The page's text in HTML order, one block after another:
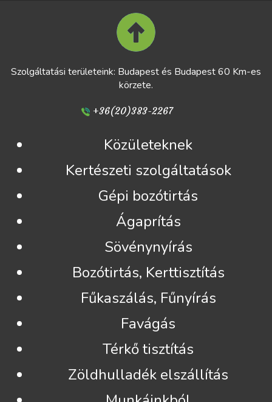
Szolgáltatási területeink: Budapest és Budapest 60 Km-es
körzete.
+36(20)383-2267
Közületeknek
Kertészeti szolgáltatások
Gépi bozótirtás
Ágaprítás
Sövénynyírás
Bozótirtás, Kerttisztítás
Fűkaszálás, Fűnyírás
Favágás
Térkő tisztítás
Zöldhulladék elszállítás